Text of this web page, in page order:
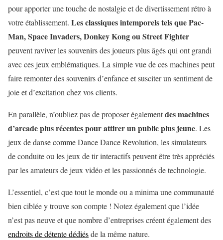
pour apporter une touche de nostalgie et de divertissement rétro à
votre établissement. Les classiques intemporels tels que Pac-
Man, Space Invaders, Donkey Kong ou Street Fighter
peuvent raviver les souvenirs des joueurs plus âgés qui ont grandi
avec ces jeux emblématiques. La simple vue de ces machines peut
faire remonter des souvenirs d’enfance et susciter un sentiment de
joie et d’excitation chez vos clients.
En parallèle, n’oubliez pas de proposer égalementdes machines
d’arcade plus récentes pour attirer un public plus jeune. Les
jeux de danse comme Dance Dance Revolution, les simulateurs
de conduite ou les jeux de tir interactifs peuvent être très appréciés
par les amateurs de jeux vidéo et les passionnés de technologie.
L’essentiel, c’est que tout le monde ou a minima une communauté
bien ciblée y trouve son compte ! Notez également que l’idée
n’est pas neuve et que nombre d’entreprises créent également des
endroits de détente dédiésde la même nature.